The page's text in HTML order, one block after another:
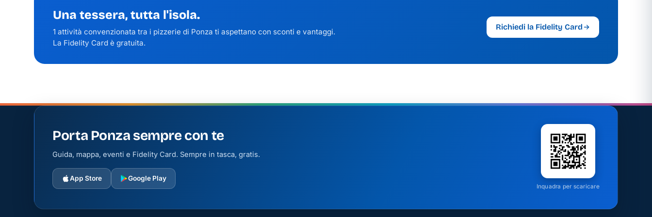
Una tessera, tutta l'isola.
1 attività convenzionata tra i pizzerie di Ponza ti aspettano con sconti e vantaggi.
La Fidelity Card è gratuita.
Richiedi la Fidelity Card
Porta Ponza sempre con te
Guida, mappa, eventi e Fidelity Card. Sempre in tasca, gratis.
App Store Google Play
Inquadra per scaricare